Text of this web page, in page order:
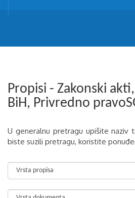
Propisi - Zakonski
BiH, Privredno
U generalnu pretragu upišite naziv
biste suzili pretragu, koristite